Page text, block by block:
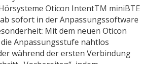
Oticon IntentTM miniBTE
sofort in der Anpassungssoftware
Mit dem neuen Oticon
Anpassungsstufe nahtlos
während der ersten Verbindung